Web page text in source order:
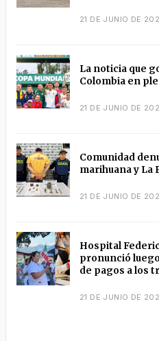
21 DE JUNIO DE
La noticia que
Colombia en
21 DE JUNIO DE
Comunidad
marihuana y La
21 DE JUNIO DE
Hospital
pronunció
de pagos a los
21 DE JUNIO DE